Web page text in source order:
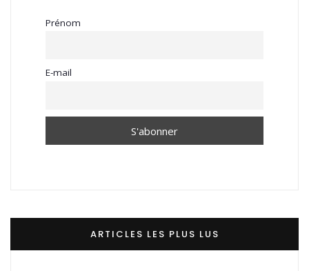
Prénom
E-mail
ARTICLES LES PLUS LUS